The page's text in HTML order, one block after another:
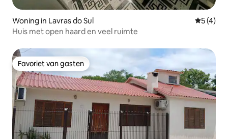
Woning in Lavras do Sul
5 (4)
Huis met open haard en veel ruimte
Favoriet van gasten
Favoriet van gasten